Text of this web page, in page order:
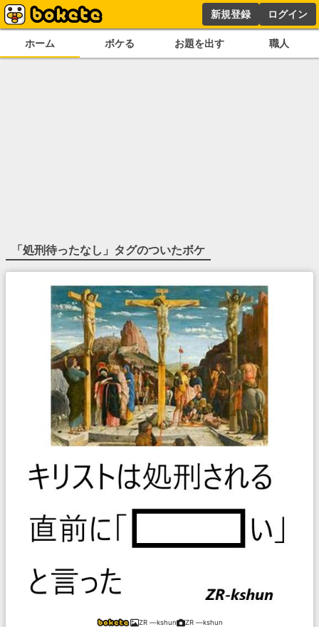
新規登録 ログイン
ホーム ボケる お題を出す 職人
「処刑待ったなし 」タグのついたボケ
ZR ―kshun ZR ―kshun